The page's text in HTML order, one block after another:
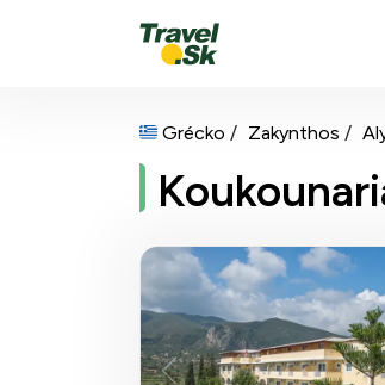
Grécko Zakynthos